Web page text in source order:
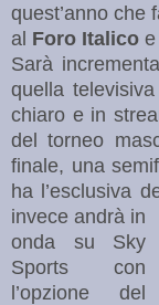
quest’anno che
al Foro Italico
Sarà
quella
chiaro e in
del torneo
finale, una
ha l’esclusiva
invece andrà in
onda su Sky
Sports con
l’opzione del